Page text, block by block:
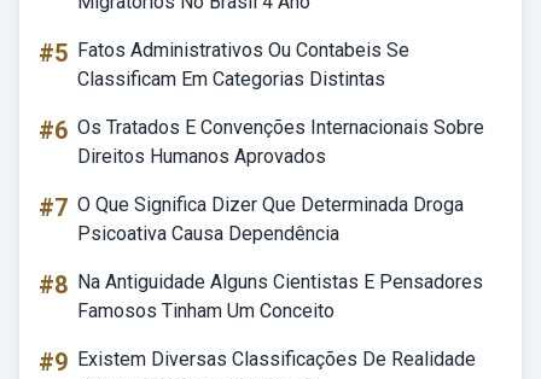
#5 Fatos Administrativos Ou Contabeis Se
Classificam Em Categorias Distintas
#6 Os Tratados E Convenções Internacionais Sobre
Direitos Humanos Aprovados
#7 O Que Significa Dizer Que Determinada Droga
Psicoativa Causa Dependência
#8 Na Antiguidade Alguns Cientistas E Pensadores
Famosos Tinham Um Conceito
#9 Existem Diversas Classificações De Realidade